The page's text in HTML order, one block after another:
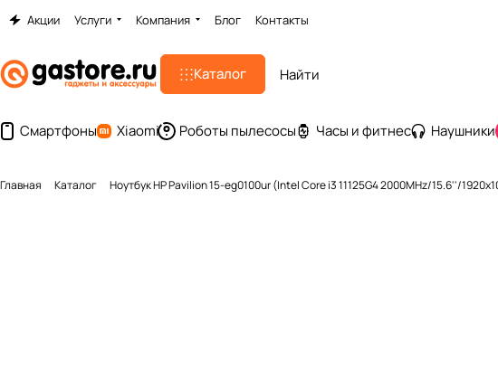
Акции Услуги Компания Блог Контакты
Каталог
Смартфоны Xiaomi Роботы пылесосы Часы и фитнес Наушники
Главная Каталог Ноутбук HP Pavilion 15-eg0100ur (Intel Core i3 11125G4 2000MHz/15.6''/